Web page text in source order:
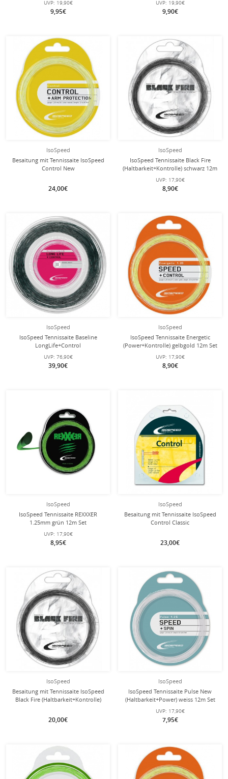
UVP: 19,90€
9,95€
UVP: 19,90€
9,90€
IsoSpeed
Besaitung mit Tennissaite IsoSpeed
Control New
24,00€
Besaitung
mit dieser Saite
IsoSpeed
IsoSpeed Tennissaite Black Fire
(Haltbarkeit+Kontrolle) schwarz 12m
Set
UVP: 17,90€
8,90€
IsoSpeed
IsoSpeed Tennissaite Baseline
LongLife+Control
(Haltbarkeit+Kontrolle) schwarz
200m Rolle
UVP: 76,90€
39,90€
IsoSpeed
IsoSpeed Tennissaite Energetic
(Power+Kontrolle) gelbgold 12m Set
UVP: 17,90€
8,90€
IsoSpeed
IsoSpeed Tennissaite REXXXER
1.25mm grün 12m Set
UVP: 17,90€
8,95€
IsoSpeed
Besaitung mit Tennissaite IsoSpeed
Control Classic
23,00€
mit dieser Saite
IsoSpeed
Besaitung mit Tennissaite IsoSpeed
Black Fire (Haltbarkeit+Kontrolle)
20,00€
Besaitung
mit dieser Saite
IsoSpeed
IsoSpeed Tennissaite Pulse New
(Haltbarkeit+Power) weiss 12m Set
UVP: 17,90€
7,95€
Besaitung
mit dieser Saite